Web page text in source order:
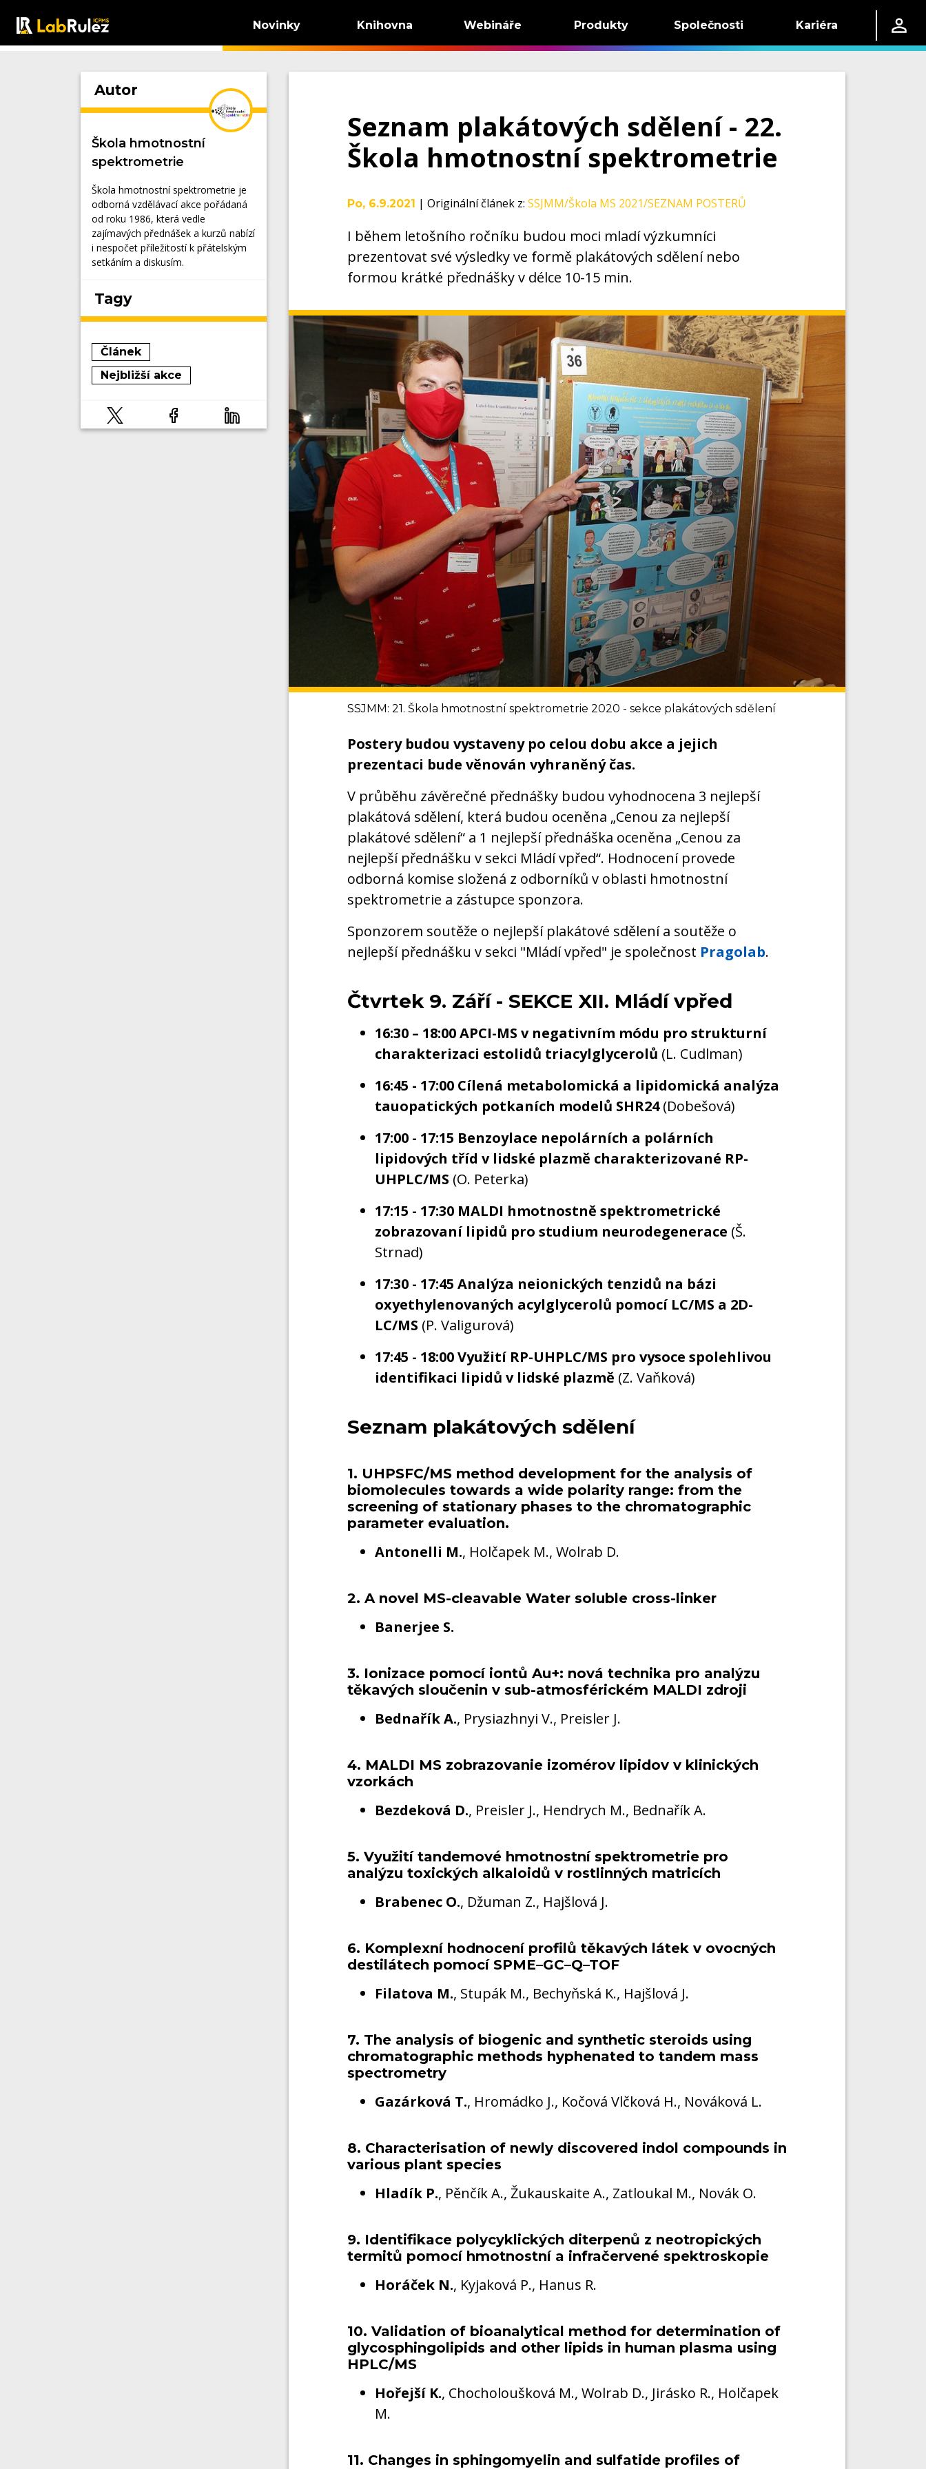
Novinky Knihovna Webináře Produkty Společnosti Kariéra
Autor
Škola hmotnostní
spektrometrie
Škola hmotnostní spektrometrie je
odborná vzdělávací akce pořádaná
od roku 1986, která vedle
zajímavých přednášek a kurzů nabízí
i nespočet příležitostí k přátelským
setkáním a diskusím.
Tagy
Článek
Nejbližší akce
Seznam plakátových sdělení - 22.
Škola hmotnostní spektrometrie
Po, 6.9.2021 | Originální článek z: SSJMM/Škola MS 2021/SEZNAM POSTERŮ
I během letošního ročníku budou moci mladí výzkumníci
prezentovat své výsledky ve formě plakátových sdělení nebo
formou krátké přednášky v délce 10-15 min.
SSJMM: 21. Škola hmotnostní spektrometrie 2020 - sekce plakátových sdělení
Postery budou vystaveny po celou dobu akce a jejich
prezentaci bude věnován vyhraněný čas.
V průběhu závěrečné přednášky budou vyhodnocena 3 nejlepší
plakátová sdělení, která budou oceněna „Cenou za nejlepší
plakátové sdělení“ a 1 nejlepší přednáška oceněna „Cenou za
nejlepší přednášku v sekci Mládí vpřed“. Hodnocení provede
odborná komise složená z odborníků v oblasti hmotnostní
spektrometrie a zástupce sponzora.
Sponzorem soutěže o nejlepší plakátové sdělení a soutěže o
nejlepší přednášku v sekci "Mládí vpřed" je společnost Pragolab.
Čtvrtek 9. Září - SEKCE XII. Mládí vpřed
16:30 – 18:00 APCI-MS v negativním módu pro strukturní
charakterizaci estolidů triacylglycerolů (L. Cudlman)
16:45 - 17:00 Cílená metabolomická a lipidomická analýza
tauopatických potkaních modelů SHR24(Dobešová)
17:00 - 17:15 Benzoylace nepolárních a polárních
lipidových tříd v lidské plazmě charakterizované RP-
UHPLC/MS (O. Peterka)
17:15 - 17:30 MALDI hmotnostně spektrometrické
zobrazovaní lipidů pro studium neurodegenerace (Š.
Strnad)
17:30 - 17:45 Analýza neionických tenzidů na bázi
oxyethylenovaných acylglycerolů pomocí LC/MS a 2D-
LC/MS (P. Valigurová)
17:45 - 18:00 Využití RP-UHPLC/MS pro vysoce spolehlivou
identifikaci lipidů v lidské plazmě (Z. Vaňková)
Seznam plakátových sdělení
1. UHPSFC/MS method development for the analysis of
biomolecules towards a wide polarity range: from the
screening of stationary phases to the chromatographic
parameter evaluation.
Antonelli M., Holčapek M., Wolrab D.
2. A novel MS-cleavable Water soluble cross-linker
Banerjee S.
3. Ionizace pomocí iontů Au+: nová technika pro analýzu
těkavých sloučenin v sub-atmosférickém MALDI zdroji
Bednařík A., Prysiazhnyi V., Preisler J.
4. MALDI MS zobrazovanie izomérov lipidov v klinických
vzorkách
Bezdeková D., Preisler J., Hendrych M., Bednařík A.
5. Využití tandemové hmotnostní spektrometrie pro
analýzu toxických alkaloidů v rostlinných matricích
Brabenec O., Džuman Z., Hajšlová J.
6. Komplexní hodnocení profilů těkavých látek v ovocných
destilátech pomocí SPME–GC–Q–TOF
Filatova M., Stupák M., Bechyňská K., Hajšlová J.
7. The analysis of biogenic and synthetic steroids using
chromatographic methods hyphenated to tandem mass
spectrometry
Gazárková T., Hromádko J., Kočová Vlčková H., Nováková L.
8. Characterisation of newly discovered indol compounds in
various plant species
Hladík P., Pěnčík A., Žukauskaite A., Zatloukal M., Novák O.
9. Identifikace polycyklických diterpenů z neotropických
termitů pomocí hmotnostní a infračervené spektroskopie
Horáček N., Kyjaková P., Hanus R.
10. Validation of bioanalytical method for determination of
glycosphingolipids and other lipids in human plasma using
HPLC/MS
Hořejší K., Chocholoušková M., Wolrab D., Jirásko R., Holčapek
M.
11. Changes in sphingomyelin and sulfatide profiles of